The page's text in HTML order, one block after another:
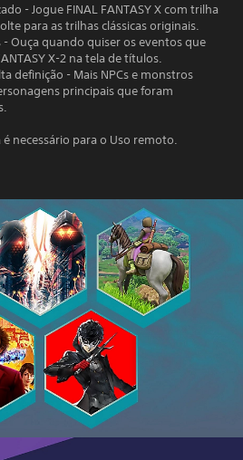
- Jogue FINAL FANTASY X com trilha
para as trilhas clássicas originais.
Ouça quando quiser os eventos que
X-2 na tela de títulos.
definição - Mais NPCs e monstros
principais que foram
necessário para o Uso remoto.